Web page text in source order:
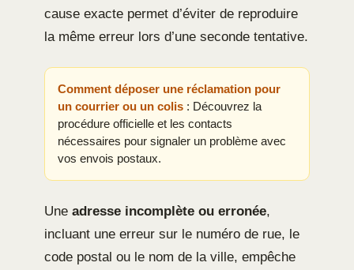
cause exacte permet d’éviter de reproduire
la même erreur lors d’une seconde tentative.
Comment déposer une réclamation pour
un courrier ou un colis : Découvrez la
procédure officielle et les contacts
nécessaires pour signaler un problème avec
vos envois postaux.
Une adresse incomplète ou erronée,
incluant une erreur sur le numéro de rue, le
code postal ou le nom de la ville, empêche